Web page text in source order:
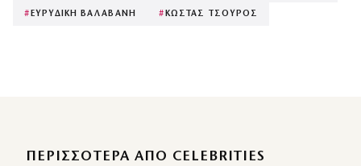
# ΕΥΡΥΔΙΚΗ ΒΑΛΑΒΑΝΗ # ΚΩΣΤΑΣ ΤΣΟΥΡΟΣ
ΠΕΡΙΣΣΌΤΕΡΑ ΑΠΌ CELEBRITIES